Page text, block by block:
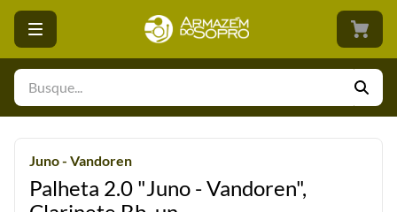
Busque...
Juno - Vandoren
Palheta 2.0 "Juno - Vandoren",